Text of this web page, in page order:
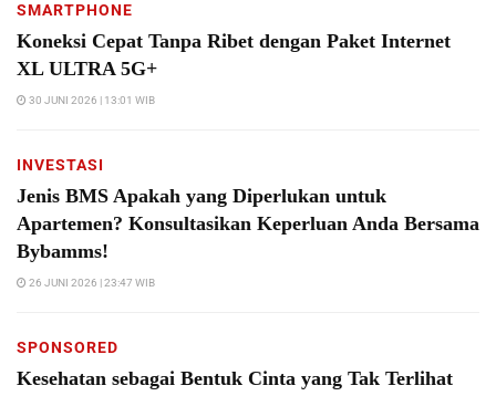
SMARTPHONE
Koneksi Cepat Tanpa Ribet dengan Paket Internet
XL ULTRA 5G+
30 JUNI 2026 | 13:01 WIB
INVESTASI
Jenis BMS Apakah yang Diperlukan untuk
Apartemen? Konsultasikan Keperluan Anda Bersama
Bybamms!
26 JUNI 2026 | 23:47 WIB
SPONSORED
Kesehatan sebagai Bentuk Cinta yang Tak Terlihat